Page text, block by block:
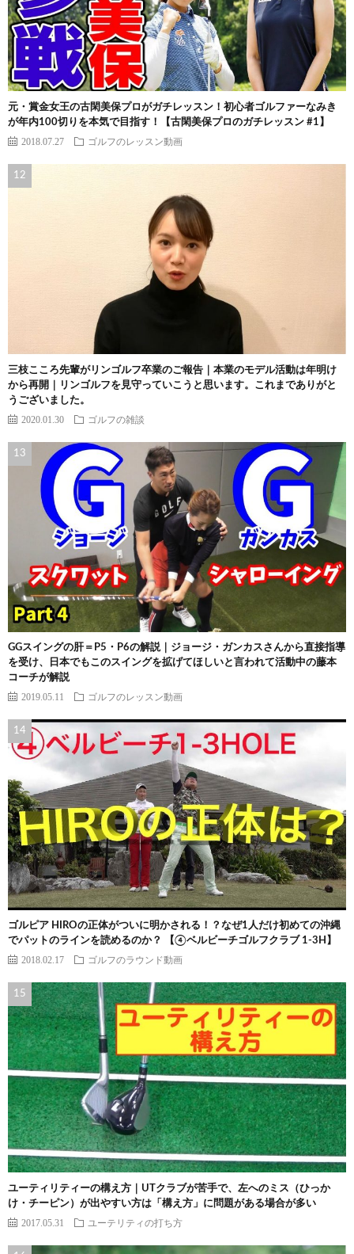
元・賞金女王の古閑美保プロがガチレッスン！初心者ゴルファーなみき
が年内100切りを本気で目指す！【古閑美保プロのガチレッスン #1】
2018.07.27 ゴルフのレッスン動画
三枝こころ先輩がリンゴルフ卒業のご報告｜本業のモデル活動は年明け
から再開｜リンゴルフを見守っていこうと思います。これまでありがと
うございました。
2020.01.30 ゴルフの雑談
GGスイングの肝＝P5・P6の解説｜ジョージ・ガンカスさんから直接指導
を受け、日本でもこのスイングを拡げてほしいと言われて活動中の藤本
コーチが解説
2019.05.11 ゴルフのレッスン動画
ゴルピア HIROの正体がついに明かされる！？なぜ1人だけ初めての沖縄
でパットのラインを読めるのか？ 【④ベルビーチゴルフクラブ 1-3H】
2018.02.17 ゴルフのラウンド動画
ユーティリティーの構え方｜UTクラブが苦手で、左へのミス（ひっか
け・チーピン）が出やすい方は「構え方」に問題がある場合が多い
2017.05.31 ユーテリティの打ち方